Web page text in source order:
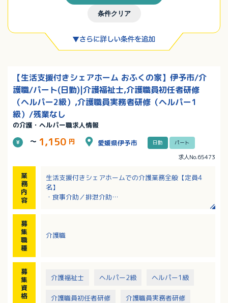
条件クリア
【生活支援付きシェアホーム おふくの家】伊予市/介
護職/パート(日勤)|介護福祉士,介護職員初任者研修
（ヘルパー2級）,介護職員実務者研修（ヘルパー1
級）/残業なし
の介護・ヘルパー職求人情報
～ 1,150 円 愛媛県伊予市 日勤 パート
求人No.65473
業
務
内
容
生活支援付きシェアホームでの介護業務全般【定員4
名】
・食事介助／排泄介助
施設でも自宅でもない第3の選択肢として2021年5月に
募
集
職
種
介護職
募
集
資
格
介護福祉士 ヘルパー2級 ヘルパー1級
介護職員初任者研修 介護職員実務者研修